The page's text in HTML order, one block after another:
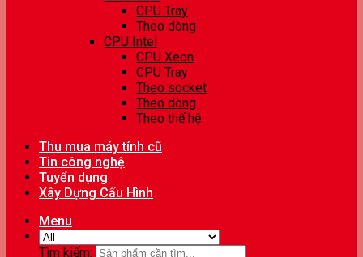
CPU Tray
Theo dòng
CPU Intel
CPU Xeon
CPU Tray
Theo socket
Theo dòng
Theo thế hệ
Thu mua máy tính cũ
Tin công nghệ
Tuyển dụng
Xây Dựng Cấu Hình
Menu
Tìm kiếm: